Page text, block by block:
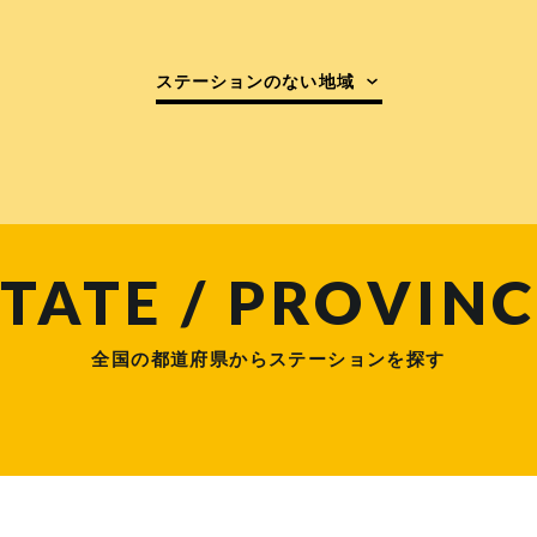
ステーションのない地域
/
全国の都道府県からステーションを探す